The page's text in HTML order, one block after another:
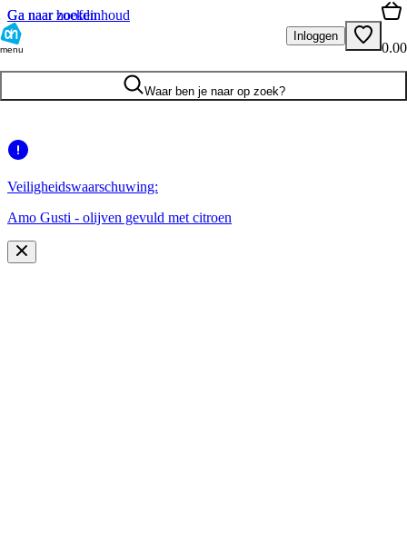
Ga naar hoofdinhoud
Ga naar zoeken
menu
Inloggen
0.00
Waar ben je naar op zoek?
Veiligheidswaarschuwing:
Amo Gusti - olijven gevuld met citroen